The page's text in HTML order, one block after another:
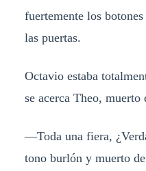
fuertemente los
las puertas.
Octavio estaba
se acerca Theo, muerto
—Toda una fiera,
tono burlón y muerto